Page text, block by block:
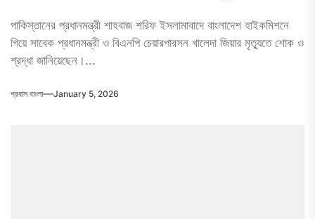
পাকিস্তানের প্রধানমন্ত্রী শাহবাজ শরিফ ইসলামাবাদে বাংলাদেশ হাইকমিশনে
গিয়ে সাবেক প্রধানমন্ত্রী ও বিএনপি চেয়ারপারসন খালেদা জিয়ার মৃত্যুতে শোক ও
শ্রদ্ধা জানিয়েছেন।...
প্রবাস বাংলা January 5, 2026